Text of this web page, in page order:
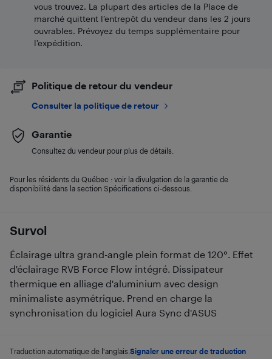
Survol
Éclairage ultra grand-angle plein format de 120°. Effet
d'éclairage RVB Force Flow intégré. Dissipateur
thermique en alliage d'aluminium avec design
minimaliste asymétrique. Prend en charge la
synchronisation du logiciel Aura Sync d'ASUS
Traduction automatique de l'anglais. Signaler une erreur de traduction
vous trouvez. La plupart des articles de la Place de
marché quittent l’entrepôt du vendeur dans les 2 jours
ouvrables. Prévoyez du temps supplémentaire pour
l’expédition.
Politique de retour du vendeur
Consulter la politique de retour
Garantie
Consultez du vendeur pour plus de détails.
Pour les résidents du Québec : voir la divulgation de la garantie de
disponibilité dans la section Spécifications ci-dessous.